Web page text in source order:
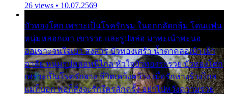
26 views • 10.07.2569
บัวทองโศก เพราะเป็นโรครักรุม ในอกกลัดกลุ้ม โดนแฟน
หนุ่มหลอกเอา เขารวย และรูปหล่อ มาพะเน้าพะนอ
ออเซาะจนใจเบา สงสาร บัวทองเศร้า น้ำตาคลอเบ้า เฝ้า
อาลัย หนุ่มรูปหล่อหนีไกล หัวใจบัวทองระรวย บัวทองโศก
เพราะเป็นโรครักจาง ชีวิตเคว้งคว้าง เมื่อรักห่างร้างไกล
แม่ก็บอก พ่อก็สั่งจะรักใครสักครั้ง อย่าไปหวังความรวย